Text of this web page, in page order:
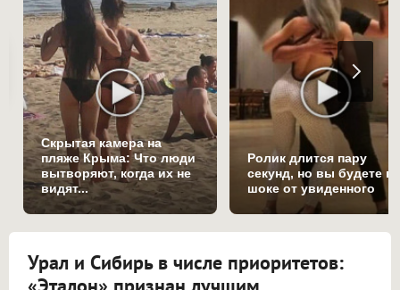
Скрытая камера на
пляже Крыма: Что люди
вытворяют, когда их не
видят...
Ролик длится пару
секунд, но вы будете в
шоке от увиденного
Урал и Сибирь в числе приоритетов: